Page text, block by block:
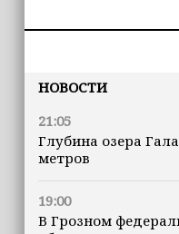
НОВОСТИ
21:05
Глубина озера
метров
19:00
В Грозном